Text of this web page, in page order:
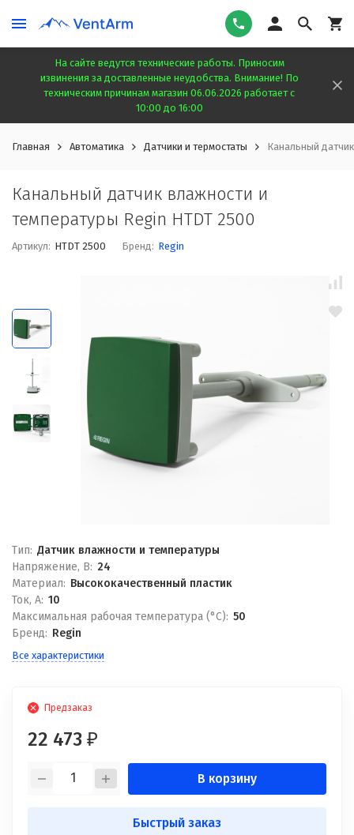
На сайте ведутся технические работы. Приносим
извинения за доставленные неудобства. Внимание! По
техническим причинам магазин 06.06.2026 работает с
10:00 до 16:00
Главная Автоматика Датчики и термостаты Канальный
Канальный датчик влажности и
температуры Regin HTDT 2500
Артикул: HTDT 2500 Бренд: Regin
Тип: Датчик влажности и температуры
Напряжение, В: 24
Материал: Высококачественный пластик
Ток, А: 10
Максимальная рабочая температура (°С): 50
Бренд: Regin
Все характеристики
Предзаказ
22 473 ₽
В корзину
Быстрый заказ